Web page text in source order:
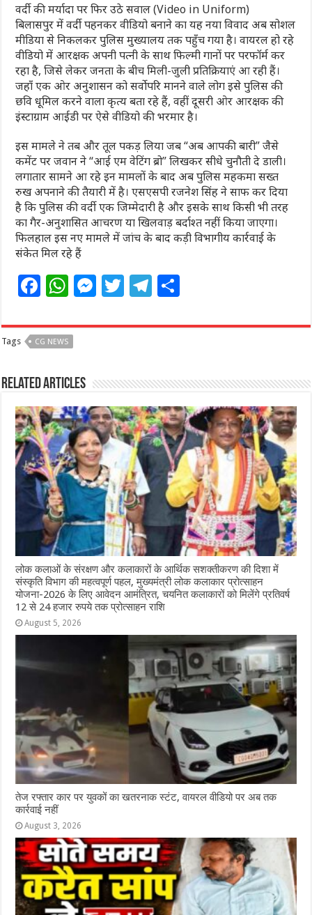
वर्दी की मर्यादा पर फिर उठे सवाल (Video in Uniform)
बिलासपुर में वर्दी पहनकर वीडियो बनाने का यह नया विवाद अब सोशल
मीडिया से निकलकर पुलिस मुख्यालय तक पहुँच गया है। वायरल हो रहे
वीडियो में आरक्षक अपनी पत्नी के साथ फिल्मी गानों पर परफॉर्म कर
रहा है, जिसे लेकर जनता के बीच मिली-जुली प्रतिक्रियाएं आ रही हैं।
जहाँ एक ओर अनुशासन को सर्वोपरि मानने वाले लोग इसे पुलिस की
छवि धूमिल करने वाला कृत्य बता रहे हैं, वहीं दूसरी ओर आरक्षक की
इंस्टाग्राम आईडी पर ऐसे वीडियो की भरमार है।
इस मामले ने तब और तूल पकड़ लिया जब “अब आपकी बारी” जैसे
कमेंट पर जवान ने “आई एम वेटिंग ब्रो” लिखकर सीधे चुनौती दे डाली।
लगातार सामने आ रहे इन मामलों के बाद अब पुलिस महकमा सख्त
रुख अपनाने की तैयारी में है। एसएसपी रजनेश सिंह ने साफ कर दिया
है कि पुलिस की वर्दी एक जिम्मेदारी है और इसके साथ किसी भी तरह
का गैर-अनुशासित आचरण या खिलवाड़ बर्दाश्त नहीं किया जाएगा।
फिलहाल इस नए मामले में जांच के बाद कड़ी विभागीय कार्रवाई के
संकेत मिल रहे हैं
F
c
e
b
o
o
k
W
at
s
A
p
p
M
ss
n
g
e
r
T
itt
r
T
e
ra
m
ar
Tags CG NEWS
Related Articles
लोक कलाओं के संरक्षण और कलाकारों के आर्थिक सशक्तीकरण की दिशा में
संस्कृति विभाग की महत्वपूर्ण पहल, मुख्यमंत्री लोक कलाकार प्रोत्साहन
योजना-2026 के लिए आवेदन आमंत्रित, चयनित कलाकारों को मिलेंगे प्रतिवर्ष
12 से 24 हजार रुपये तक प्रोत्साहन राशि
August 5, 2026
तेज रफ्तार कार पर युवकों का खतरनाक स्टंट, वायरल वीडियो पर अब तक
कार्रवाई नहीं
August 3, 2026